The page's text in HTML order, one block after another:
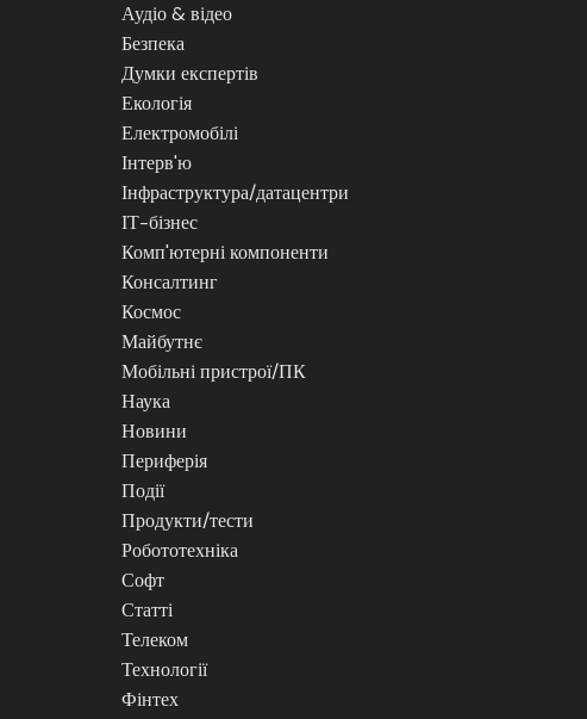
Аудіо & відео
Безпека
Думки експертів
Екологія
Електромобілі
Інтерв'ю
Інфраструктура/датацентри
ІТ-бізнес
Комп'ютерні компоненти
Консалтинг
Космос
Майбутнє
Мобільні пристрої/ПК
Наука
Новини
Периферія
Події
Продукти/тести
Робототехніка
Софт
Статті
Телеком
Технології
Фінтех